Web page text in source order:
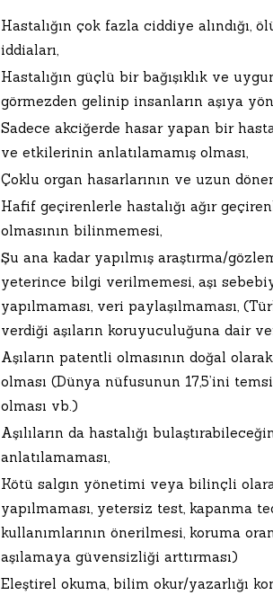
Hastalığın çok fazla ciddiye alındığı,
iddiaları,
Hastalığın güçlü bir bağışıklık ve
görmezden gelinip insanların aşıya
Sadece akciğerde hasar yapan bir
ve etkilerinin anlatılamamış olması,
Çoklu organ hasarlarının ve uzun
Hafif geçirenlerle hastalığı ağır
olmasının bilinmemesi,
Şu ana kadar yapılmış araştırma/
yeterince bilgi verilmemesi, aşı
yapılmaması, veri paylaşılmaması,
verdiği aşıların koruyuculuğuna dair
Aşıların patentli olmasının doğal
olması (Dünya nüfusunun 17,5’ini
olması vb.)
Aşılıların da hastalığı
anlatılamaması,
Kötü salgın yönetimi veya bilinçli
yapılmaması, yetersiz test, kapanma
kullanımlarının önerilmesi, koruma
aşılamaya güvensizliği arttırması)
Eleştirel okuma, bilim okur/yazarlığı